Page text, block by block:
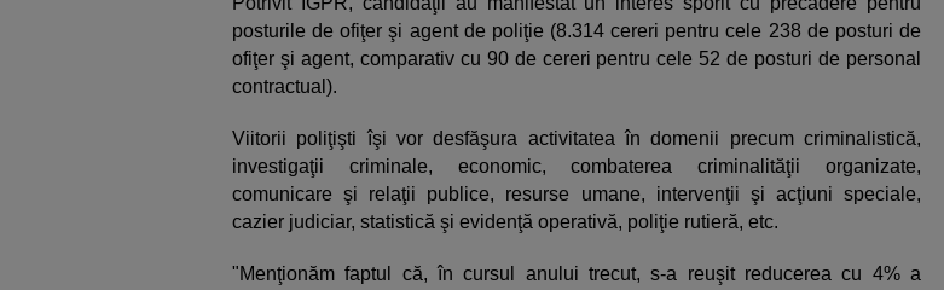
posturile de ofiţer şi agent de poliţie (8.314 cereri pentru cele 238 de posturi de
ofiţer şi agent, comparativ cu 90 de cereri pentru cele 52 de posturi de personal
contractual).
Viitorii poliţişti îşi vor desfăşura activitatea în domenii precum criminalistică,
investigaţii criminale, economic, combaterea criminalităţii organizate,
comunicare şi relaţii publice, resurse umane, intervenţii şi acţiuni speciale,
cazier judiciar, statistică şi evidenţă operativă, poliţie rutieră, etc.
"Menţionăm faptul că, în cursul anului trecut, s-a reuşit reducerea cu 4% a